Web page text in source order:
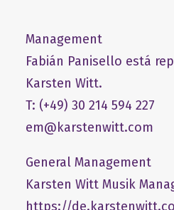
Management
Fabián Panisello está
Karsten Witt.
T: (+49) 30 214 594 227
em@karstenwitt.com
General Management
​Karsten Witt Musik
https://